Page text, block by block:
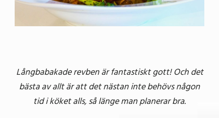
Långbabakade revben är fantastiskt gott! Och det
bästa av allt är att det nästan inte behövs någon
tid i köket alls, så länge man planerar bra.